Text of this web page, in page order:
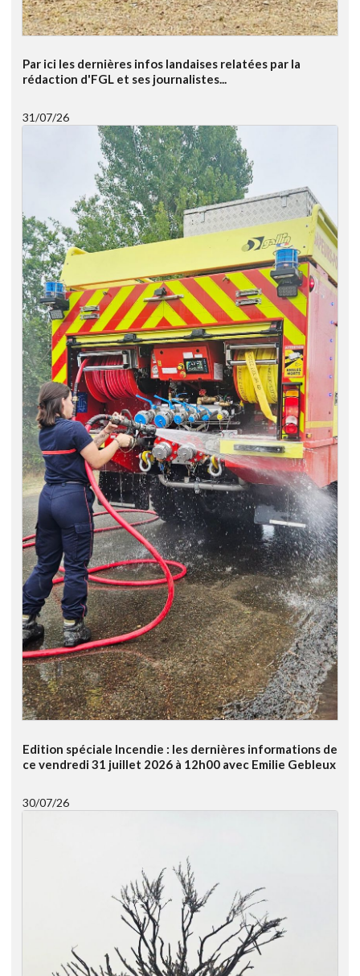
Par ici les dernières infos landaises relatées par la
rédaction d'FGL et ses journalistes...
31/07/26
Edition spéciale Incendie : les dernières informations de
ce vendredi 31 juillet 2026 à 12h00 avec Emilie Gebleux
30/07/26